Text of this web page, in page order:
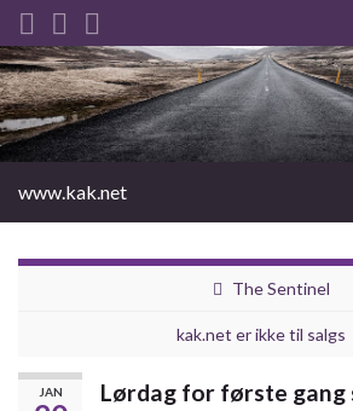
www.kak.net
The Sentinel
kak.net er ikke til salgs
JAN
Lørdag for første gang